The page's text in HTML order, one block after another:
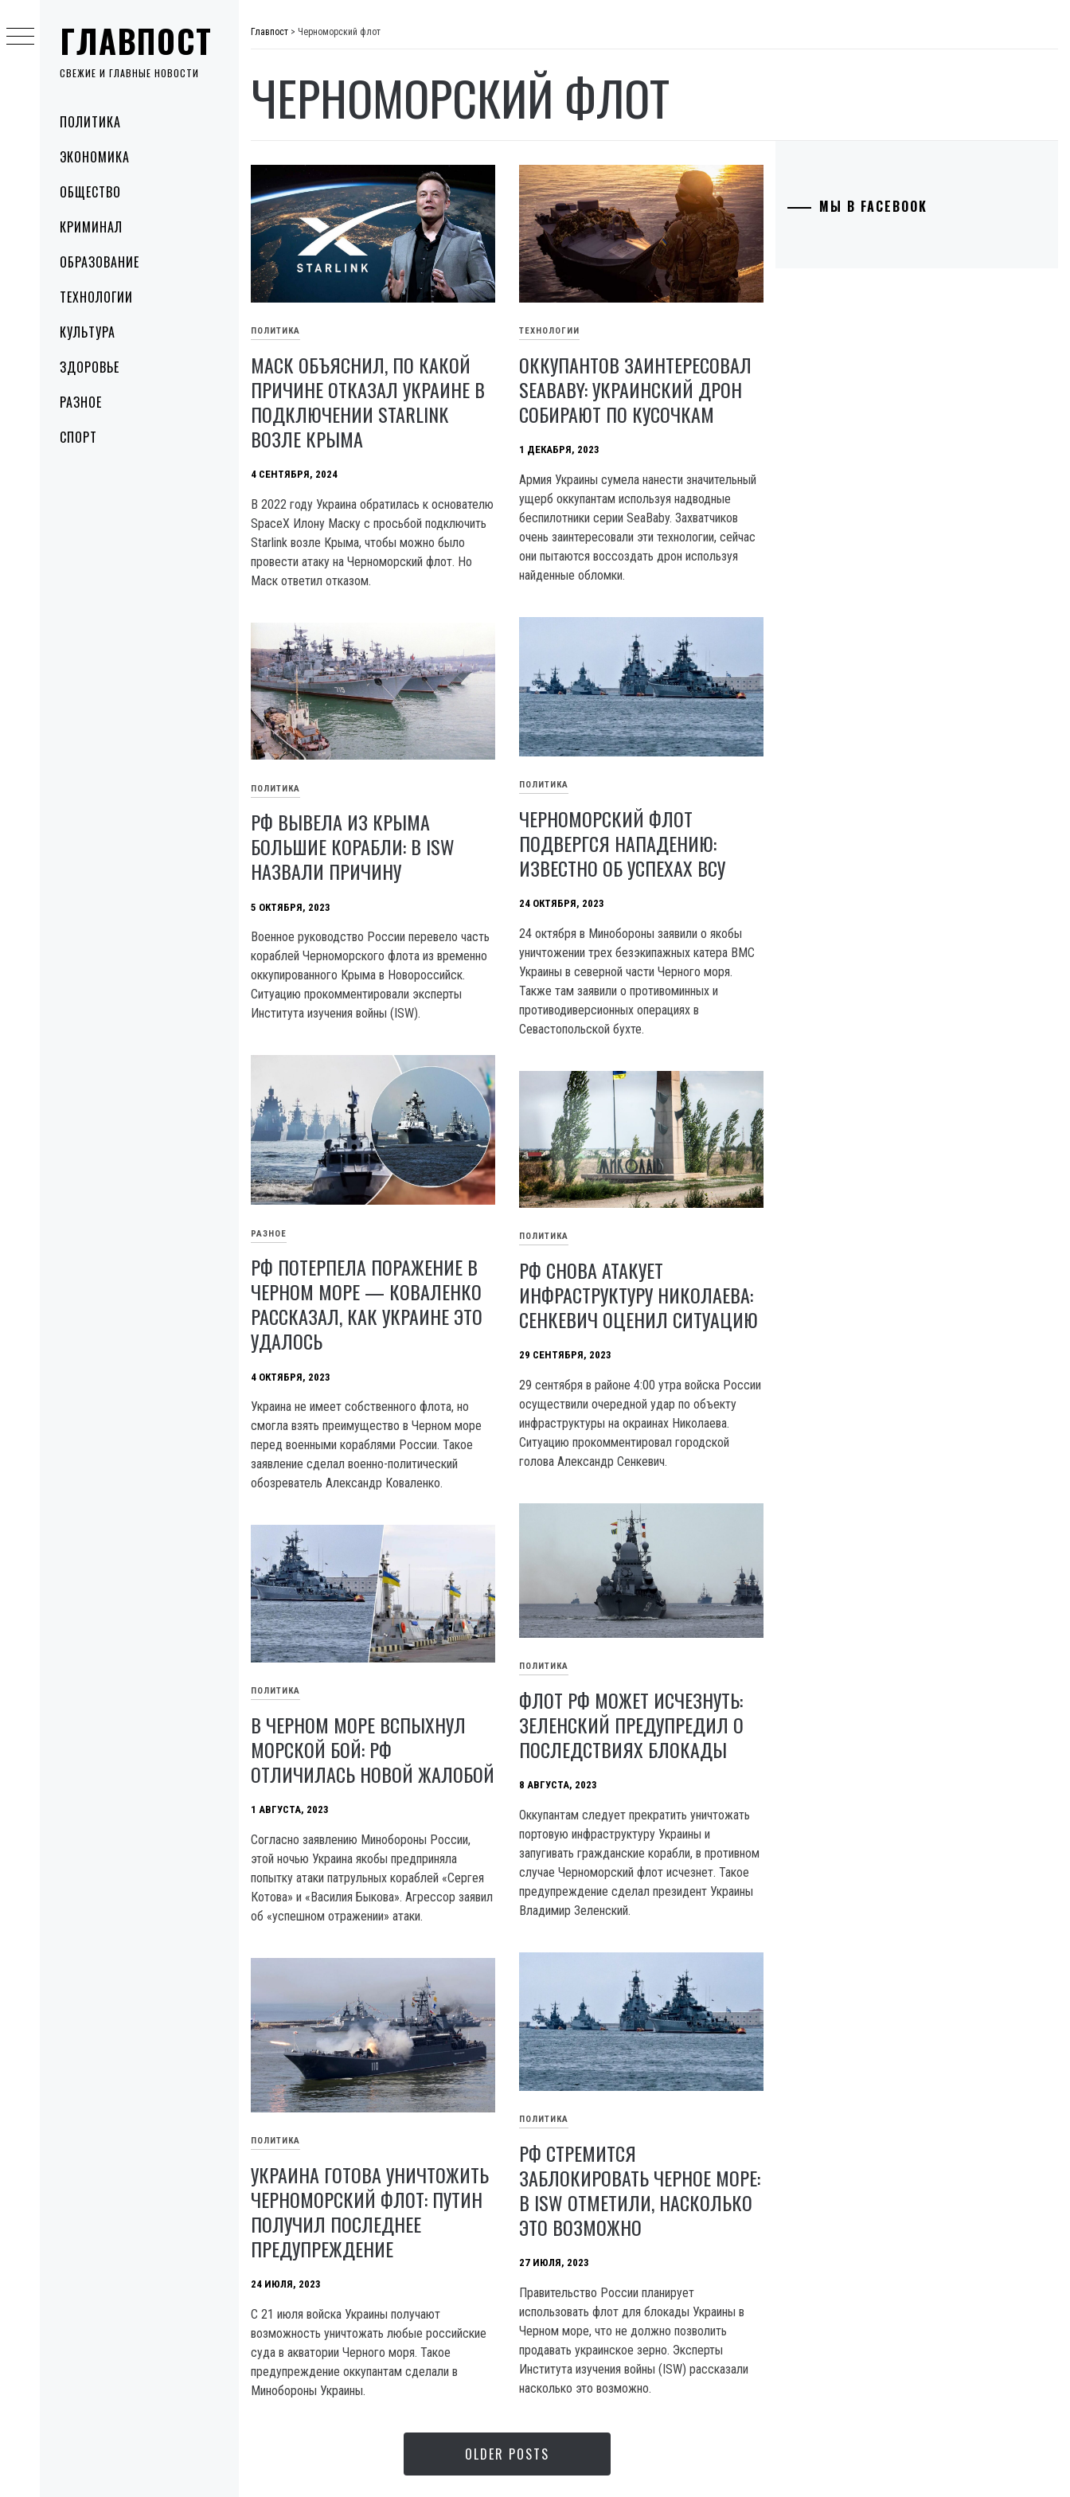
ГЛАВПОСТ
СВЕЖИЕ И ГЛАВНЫЕ НОВОСТИ
MenuПОЛИТИКА
ЭКОНОМИКА
ОБЩЕСТВО
КРИМИНАЛ
ОБРАЗОВАНИЕ
ТЕХНОЛОГИИ
КУЛЬТУРА
ЗДОРОВЬЕ
РАЗНОЕ
СПОРТ
to
content
Главпост > Черноморский флот
ЧЕРНОМОРСКИЙ ФЛОТ
ПОЛИТИКА
МАСК ОБЪЯСНИЛ, ПО КАКОЙ
ПРИЧИНЕ ОТКАЗАЛ УКРАИНЕ В
ПОДКЛЮЧЕНИИ STARLINK
ВОЗЛЕ КРЫМА
4 СЕНТЯБРЯ, 2024
B 2022 году Украина обратилась к основателю
SpaceX Илону Маску с просьбой подключить
Starlink возле Крыма, чтобы можно было
провести атаку на Черноморский флот. Но
Маск ответил отказом.
ТЕХНОЛОГИИ
ОККУПАНТОВ ЗАИНТЕРЕСОВАЛ
SEABABY: УКРАИНСКИЙ ДРОН
СОБИРАЮТ ПО КУСОЧКАМ
1 ДЕКАБРЯ, 2023
Армия Украины сумела нанести значительный
ущерб оккупантам используя надводные
беспилотники серии SeaBaby. Захватчиков
очень заинтересовали эти технологии, сейчас
они пытаются воссоздать дрон используя
найденные обломки.
ПОЛИТИКА
ЧЕРНОМОРСКИЙ ФЛОТ
ПОДВЕРГСЯ НАПАДЕНИЮ:
ИЗВЕСТНО ОБ УСПЕХАХ ВСУ
24 ОКТЯБРЯ, 2023
24 октября в Минобороны заявили о якобы
уничтожении трех безэкипажных катера BMC
Украины в северной части Черного моря.
Также там заявили о противоминных и
противодиверсионных операциях в
Севастопольской бухте.
ПОЛИТИКА
РФ ВЫВЕЛА ИЗ КРЫМА
БОЛЬШИЕ КОРАБЛИ: В ISW
НАЗВАЛИ ПРИЧИНУ
5 ОКТЯБРЯ, 2023
Военное руководство России перевело часть
кораблей Черноморского флота из временно
оккупированного Крыма в Новороссийск.
Ситуацию прокомментировали эксперты
Института изучения войны (ISW).
РАЗНОЕ
РФ ПОТЕРПЕЛА ПОРАЖЕНИЕ В
ЧЕРНОМ МОРЕ — КОВАЛЕНКО
РАССКАЗАЛ, КАК УКРАИНЕ ЭТО
УДАЛОСЬ
4 ОКТЯБРЯ, 2023
Украина не имеет собственного флота, но
смогла взять преимущество в Черном море
перед военными кораблями России. Такое
заявление сделал военно-политический
обозреватель Александр Коваленко.
ПОЛИТИКА
РФ СНОВА АТАКУЕТ
ИНФРАСТРУКТУРУ НИКОЛАЕВА:
СЕНКЕВИЧ ОЦЕНИЛ СИТУАЦИЮ
29 СЕНТЯБРЯ, 2023
29 сентября в районе 4:00 утра войска России
осуществили очередной удар по объекту
инфраструктуры на окраинах Николаева.
Ситуацию прокомментировал городской
голова Александр Сенкевич.
ПОЛИТИКА
ФЛОТ РФ МОЖЕТ ИСЧЕЗНУТЬ:
ЗЕЛЕНСКИЙ ПРЕДУПРЕДИЛ О
ПОСЛЕДСТВИЯХ БЛОКАДЫ
8 АВГУСТА, 2023
Оккупантам следует прекратить уничтожать
портовую инфраструктуру Украины и
запугивать гражданские корабли, в противном
случае Черноморский флот исчезнет. Такое
предупреждение сделал президент Украины
Владимир Зеленский.
ПОЛИТИКА
В ЧЕРНОМ МОРЕ ВСПЫХНУЛ
МОРСКОЙ БОЙ: РФ
ОТЛИЧИЛАСЬ НОВОЙ ЖАЛОБОЙ
1 АВГУСТА, 2023
Согласно заявлению Минобороны России,
этой ночью Украина якобы предприняла
попытку атаки патрульных кораблей «Сергея
Котова» и «Василия Быкова». Агрессор заявил
об «успешном отражении» атаки.
ПОЛИТИКА
РФ СТРЕМИТСЯ
ЗАБЛОКИРОВАТЬ ЧЕРНОЕ МОРЕ:
В ISW ОТМЕТИЛИ, НАСКОЛЬКО
ЭТО ВОЗМОЖНО
27 ИЮЛЯ, 2023
Правительство России планирует
использовать флот для блокады Украины в
Черном море, что не должно позволить
продавать украинское зерно. Эксперты
Института изучения войны (ISW) рассказали
насколько это возможно.
ПОЛИТИКА
УКРАИНА ГОТОВА УНИЧТОЖИТЬ
ЧЕРНОМОРСКИЙ ФЛОТ: ПУТИН
ПОЛУЧИЛ ПОСЛЕДНЕЕ
ПРЕДУПРЕЖДЕНИЕ
24 ИЮЛЯ, 2023
C 21 июля войска Украины получают
возможность уничтожать любые российские
суда в акватории Черного моря. Такое
предупреждение оккупантам сделали в
Минобороны Украины.
OLDER POSTS
МЫ В FACEBOOK